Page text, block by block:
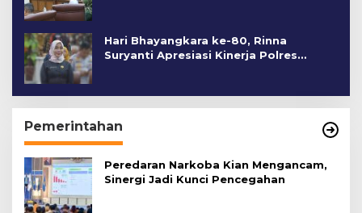
Hari Bhayangkara ke-80, Rinna
Suryanti Apresiasi Kinerja Polres
Pemerintahan
Peredaran Narkoba Kian Mengancam,
Sinergi Jadi Kunci Pencegahan